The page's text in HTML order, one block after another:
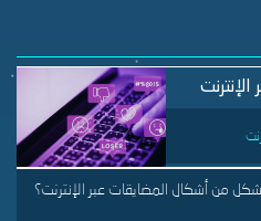
أشكال المضايقات عبر الإنترنت؟